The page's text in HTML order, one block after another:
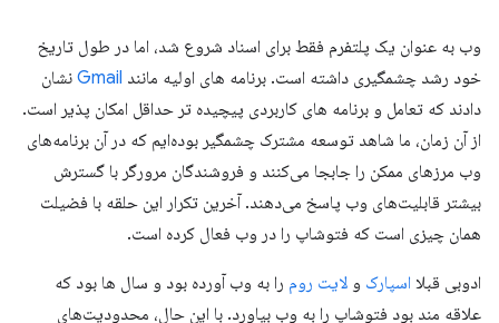
وب به عنوان یک پلتفرم فقط برای اسناد شروع شد، اما در طول تاریخ
خود رشد چشمگیری داشته است. برنامه های اولیه مانند Gmail نشان
دادند که تعامل و برنامه های کاربردی پیچیده تر حداقل امکان پذیر است.
از آن زمان، ما شاهد توسعه مشترک چشمگیر بوده‌ایم که در آن برنامه‌های
وب مرزهای ممکن را جابجا می‌کنند و فروشندگان مرورگر با گسترش
بیشتر قابلیت‌های وب پاسخ می‌دهند. آخرین تکرار این حلقه با فضیلت
همان چیزی است که فتوشاپ را در وب فعال کرده است.
ادوبی قبلا اسپارک و لایت روم را به وب آورده بود و سال ها بود که
علاقه مند بود فتوشاپ را به وب بیاورد. با این حال، محدودیت‌های